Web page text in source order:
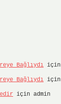
Bağlıydı için
Bağlıydı için
için admin